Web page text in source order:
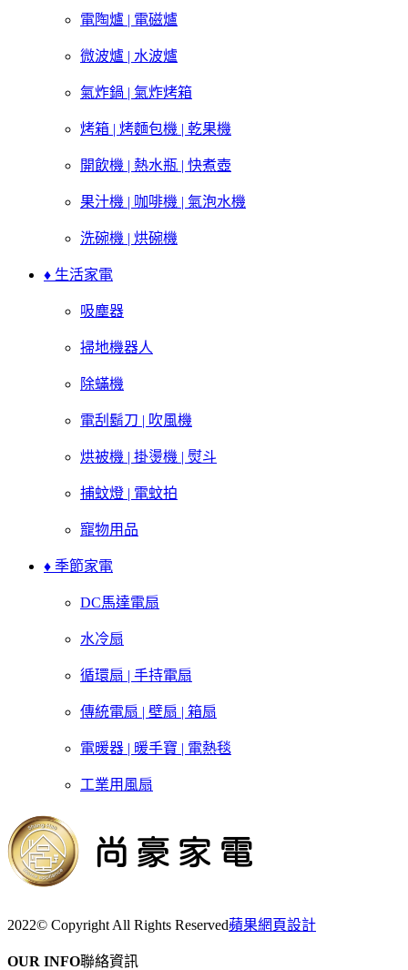
電陶爐 | 電磁爐
微波爐 | 水波爐
氣炸鍋 | 氣炸烤箱
烤箱 | 烤麵包機 | 乾果機
開飲機 | 熱水瓶 | 快煮壺
果汁機 | 咖啡機 | 氣泡水機
洗碗機 | 烘碗機
♦ 生活家電
吸塵器
掃地機器人
除蟎機
電刮鬍刀 | 吹風機
烘被機 | 掛燙機 | 熨斗
捕蚊燈 | 電蚊拍
寵物用品
♦ 季節家電
DC馬達電扇
水冷扇
循環扇 | 手持電扇
傳統電扇 | 壁扇 | 箱扇
電暖器 | 暖手寶 | 電熱毯
工業用風扇
2022© Copyright All Rights Reserved蘋果網頁設計
OUR INFO聯絡資訊